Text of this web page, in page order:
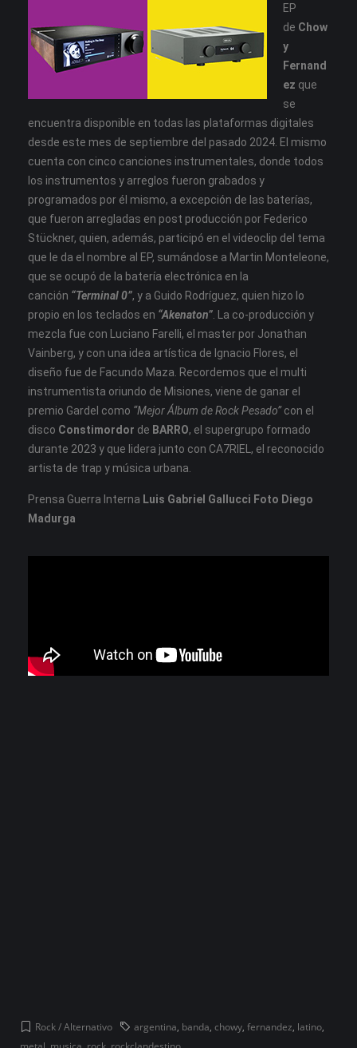
EP
de Chow
y
Fernand
ez que
se
encuentra disponible en todas las plataformas digitales
desde este mes de septiembre del pasado 2024. El mismo
cuenta con cinco canciones instrumentales, donde todos
los instrumentos y arreglos fueron grabados y
programados por él mismo, a excepción de las baterías,
que fueron arregladas en post producción por Federico
Stückner, quien, además, participó en el videoclip del tema
que le da el nombre al EP, sumándose a Martin Monteleone,
que se ocupó de la batería electrónica en la
canción “Terminal 0”, y a Guido Rodríguez, quien hizo lo
propio en los teclados en “Akenaton” . La co-producción y
mezcla fue con Luciano Farelli, el master por Jonathan
Vainberg, y con una idea artística de Ignacio Flores, el
diseño fue de Facundo Maza. Recordemos que el multi
instrumentista oriundo de Misiones, viene de ganar el
premio Gardel como “Mejor Álbum de Rock Pesado” con el
disco Constimordor de BARRO, el supergrupo formado
durante 2023 y que lidera junto con CA7RIEL, el reconocido
artista de trap y música urbana.
Prensa Guerra Interna Luis Gabriel Gallucci Foto Diego
Madurga
Rock / Alternativo argentina, banda, chowy, fernandez, latino,